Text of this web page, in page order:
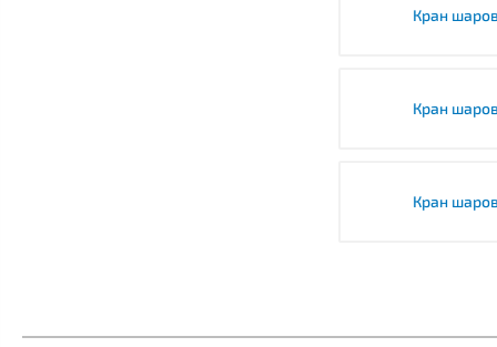
Кран
Кран
Кран